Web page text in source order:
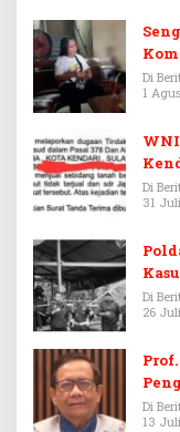
Di
1
Di
31
Di
26
Di
13